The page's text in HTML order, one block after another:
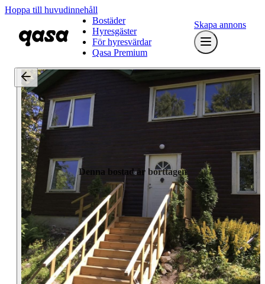
Hoppa till huvudinnehåll
Bostäder
Hyresgäster
För hyresvärdar
Qasa Premium
Skapa annons
Denna bostad är borttagen